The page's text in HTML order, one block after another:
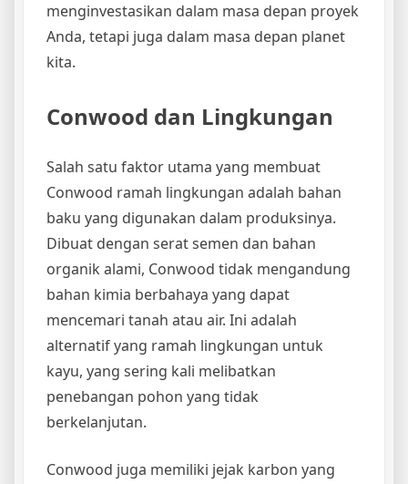
menginvestasikan dalam masa depan proyek
Anda, tetapi juga dalam masa depan planet
kita.
Conwood dan Lingkungan
Salah satu faktor utama yang membuat
Conwood ramah lingkungan adalah bahan
baku yang digunakan dalam produksinya.
Dibuat dengan serat semen dan bahan
organik alami, Conwood tidak mengandung
bahan kimia berbahaya yang dapat
mencemari tanah atau air. Ini adalah
alternatif yang ramah lingkungan untuk
kayu, yang sering kali melibatkan
penebangan pohon yang tidak
berkelanjutan.
Conwood juga memiliki jejak karbon yang